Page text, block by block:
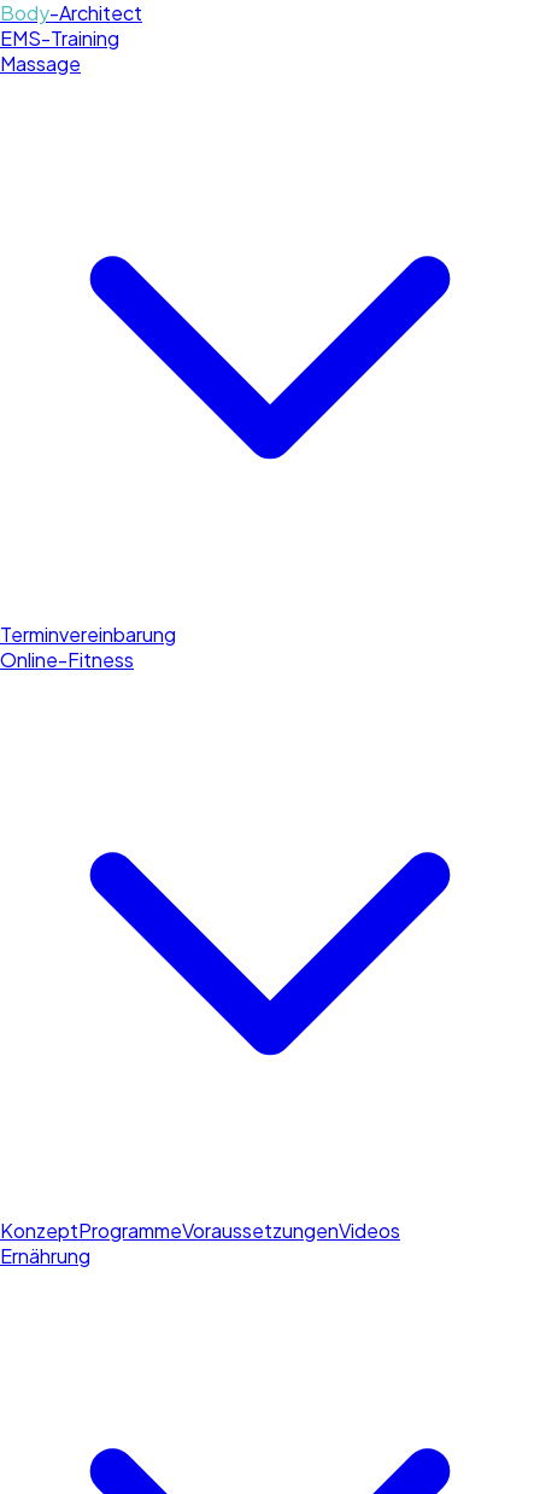
Body-Architect
EMS-Training
Massage
Terminvereinbarung
Online-Fitness
KonzeptProgrammeVoraussetzungenVideos
Ernährung